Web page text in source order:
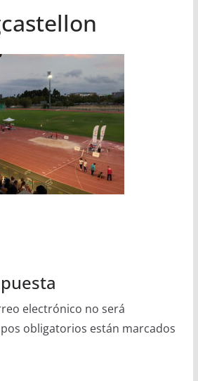
electrónico no será
obligatorios están marcados